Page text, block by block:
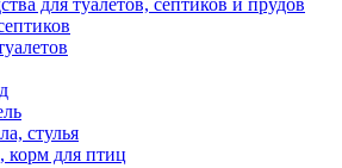
для туалетов, септиков и прудов
стулья
для птиц